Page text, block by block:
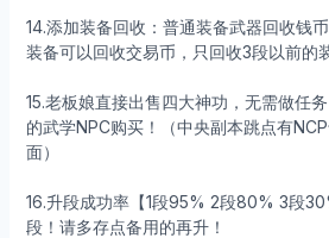
14.添加装备回收：普通装备武器回收钱
装备可以回收交易币，只回收3段以前的
15.老板娘直接出售四大神功，无需做任
的武学NPC购买！（中央副本跳点有
面）
16.升段成功率【1段95% 2段80% 3段
段！请多存点备用的再升！